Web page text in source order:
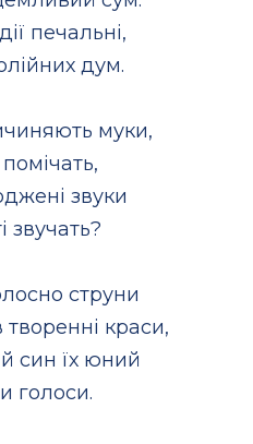
печальні,
дум.
муки,
звуки
звучать?
струни
краси,
син їх юний
голоси.